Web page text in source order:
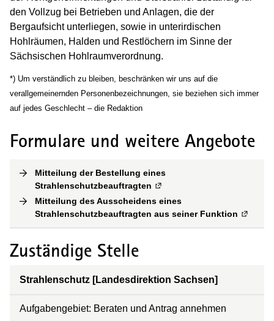
den Vollzug bei Betrieben und Anlagen, die der
Bergaufsicht unterliegen, sowie in unterirdischen
Hohlräumen, Halden und Restlöchern im Sinne der
Sächsischen Hohlraumverordnung.
*) Um verständlich zu bleiben, beschränken wir uns auf die
verallgemeinernden Personenbezeichnungen, sie beziehen sich immer
auf jedes Geschlecht – die Redaktion
Formulare und weitere Angebote
Mitteilung der Bestellung eines
Strahlenschutzbeauftragten Externe Verlinkung
Mitteilung des Ausscheidens eines
Strahlenschutzbeauftragten aus seiner Funktion
Zuständige Stelle
Strahlenschutz [Landesdirektion Sachsen]
Aufgabengebiet: Beraten und Antrag annehmen